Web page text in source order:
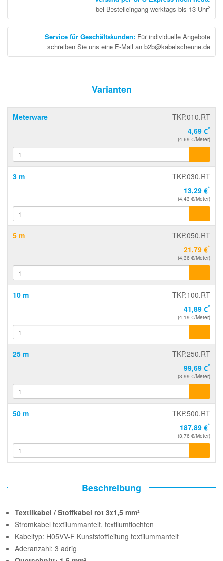
bei Bestelleingang werktags bis 13 Uhr2
Service für Geschäftskunden: Für individuelle Angebote
schreiben Sie uns eine E-Mail an b2b@kabelscheune.de
Varianten
Meterware
TKP.010.RT
4,69 €*
(4,69 €/Meter)
3 m
TKP.030.RT
13,29 €*
(4,43 €/Meter)
5 m
TKP.050.RT
21,79 €*
(4,36 €/Meter)
10 m
TKP.100.RT
41,89 €*
(4,19 €/Meter)
25 m
TKP.250.RT
99,69 €*
(3,99 €/Meter)
50 m
TKP.500.RT
187,89 €*
(3,76 €/Meter)
Beschreibung
Textilkabel / Stoffkabel rot 3x1,5 mm²
Stromkabel textilummantelt, textilumflochten
Kabeltyp: H05VV-F Kunststoffleitung textilummantelt
Aderanzahl: 3 adrig